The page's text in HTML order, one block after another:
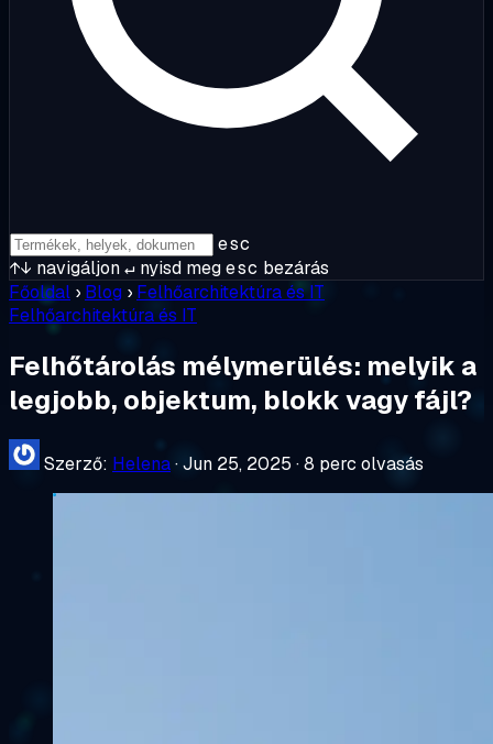
esc
↑↓ navigáljon↵ nyisd megesc bezárás
Főoldal › Blog › Felhőarchitektúra és IT
Felhőarchitektúra és IT
Felhőtárolás mélymerülés: melyik a
legjobb, objektum, blokk vagy fájl?
Szerző: Helena·Jun 25, 2025 ·8 perc olvasás